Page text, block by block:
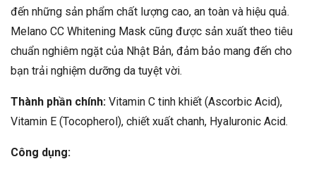
đến những sản phẩm chất lượng cao, an toàn và hiệu quả.
Melano CC Whitening Mask cũng được sản xuất theo tiêu
chuẩn nghiêm ngặt của Nhật Bản, đảm bảo mang đến cho
bạn trải nghiệm dưỡng da tuyệt vời.
Thành phần chính: Vitamin C tinh khiết (Ascorbic Acid),
Vitamin E (Tocopherol), chiết xuất chanh, Hyaluronic Acid.
Công dụng: